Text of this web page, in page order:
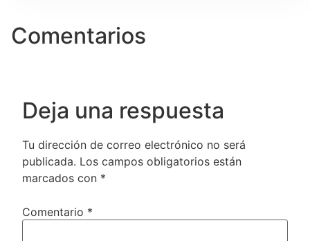
Comentarios
Deja una respuesta
Tu dirección de correo electrónico no será
publicada. Los campos obligatorios están
marcados con *
Comentario *